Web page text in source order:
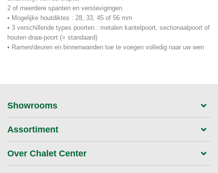
2 of meerdere spanten en verstevigingen
• Mogelijke houtdiktes : 28, 33, 45 of 56 mm
• 3 verschillende types poorten : metalen kantelpoort, sectionaalpoort of
houten draai-poort (= standaard)
• Ramen/deuren en binnenwanden toe te voegen volledig naar uw wen
Showrooms
Assortiment
Over Chalet Center